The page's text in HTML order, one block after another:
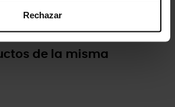
Rechazar
de la misma